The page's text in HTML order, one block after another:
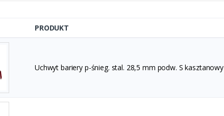
PRODUKT
Uchwyt bariery p-śnieg. stal. 28,5 mm podw. S kasztanowy